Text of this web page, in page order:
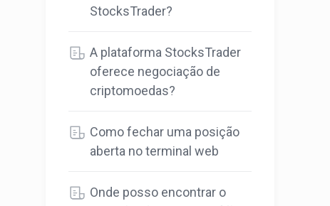
StocksTrader?
A plataforma StocksTrader
oferece negociação de
criptomoedas?
Como fechar uma posição
aberta no terminal web
Onde posso encontrar o